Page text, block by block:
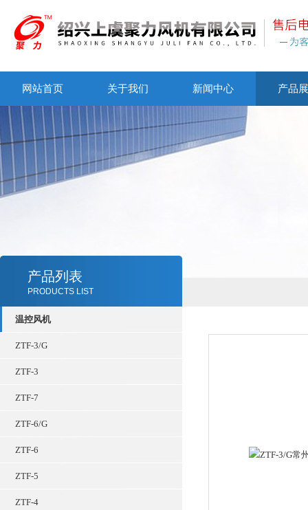
网站首页 关于我们 新闻中心 产品
产品列表
PRODUCTS LIST
温控风机
ZTF-3/G
ZTF-3
ZTF-7
ZTF-6/G
ZTF-6
ZTF-5
ZTF-4